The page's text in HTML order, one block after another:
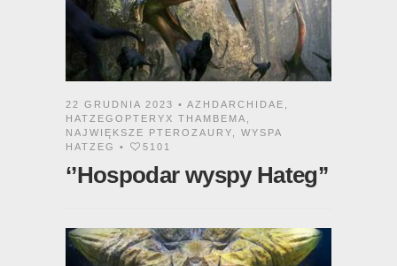
22 GRUDNIA 2023 • AZHDARCHIDAE ,
HATZEGOPTERYX THAMBEMA ,
NAJWIĘKSZE PTEROZAURY, WYSPA
HATZEG
• 5101
‘’Hospodar wyspy Hateg’’